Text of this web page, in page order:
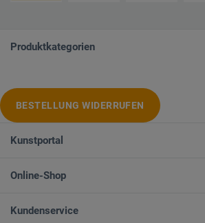
Produktkategorien
BESTELLUNG WIDERRUFEN
Kunstportal
Online-Shop
Kundenservice